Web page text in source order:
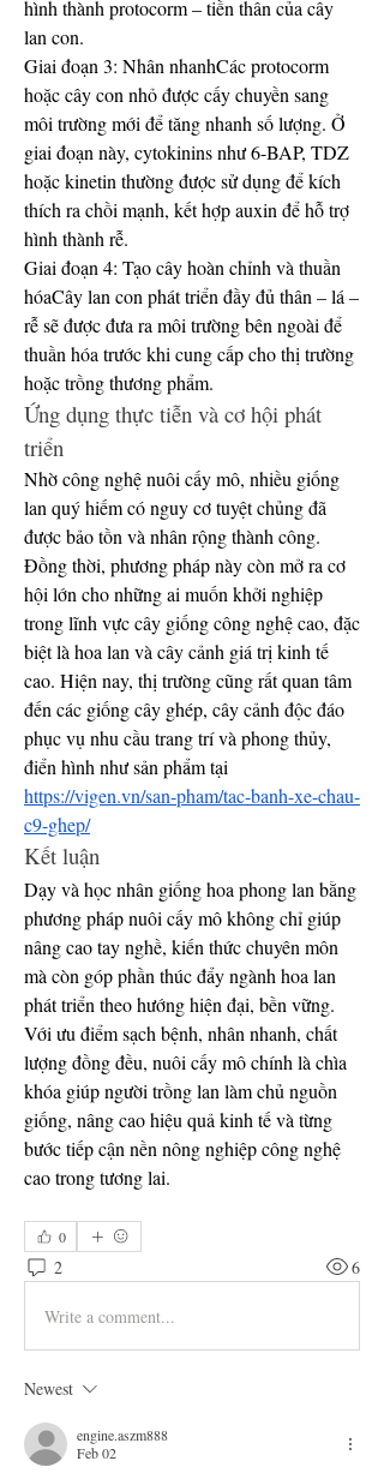
hình thành protocorm – tiền thân của cây
lan con.
Giai đoạn 3: Nhân nhanhCác protocorm
hoặc cây con nhỏ được cấy chuyền sang
môi trường mới để tăng nhanh số lượng. Ở
giai đoạn này, cytokinins như 6-BAP, TDZ
hoặc kinetin thường được sử dụng để kích
thích ra chồi mạnh, kết hợp auxin để hỗ trợ
hình thành rễ.
Giai đoạn 4: Tạo cây hoàn chỉnh và thuần
hóaCây lan con phát triển đầy đủ thân – lá –
rễ sẽ được đưa ra môi trường bên ngoài để
thuần hóa trước khi cung cấp cho thị trường
hoặc trồng thương phẩm.
Ứng dụng thực tiễn và cơ hội phát
triển
Nhờ công nghệ nuôi cấy mô, nhiều giống
lan quý hiếm có nguy cơ tuyệt chủng đã
được bảo tồn và nhân rộng thành công.
Đồng thời, phương pháp này còn mở ra cơ
hội lớn cho những ai muốn khởi nghiệp
trong lĩnh vực cây giống công nghệ cao, đặc
biệt là hoa lan và cây cảnh giá trị kinh tế
cao. Hiện nay, thị trường cũng rất quan tâm
đến các giống cây ghép, cây cảnh độc đáo
phục vụ nhu cầu trang trí và phong thủy,
https://vigen.vn/san-pham/tac-banh-xe-chau-
c9-ghep/
Kết luận
Dạy và học nhân giống hoa phong lan bằng
phương pháp nuôi cấy mô không chỉ giúp
nâng cao tay nghề, kiến thức chuyên môn
mà còn góp phần thúc đẩy ngành hoa lan
phát triển theo hướng hiện đại, bền vững.
Với ưu điểm sạch bệnh, nhân nhanh, chất
lượng đồng đều, nuôi cấy mô chính là chìa
khóa giúp người trồng lan làm chủ nguồn
giống, nâng cao hiệu quả kinh tế và từng
bước tiếp cận nền nông nghiệp công nghệ
cao trong tương lai.
0
2 6
Write a comment...
Newest
engine.aszm888
Feb 02